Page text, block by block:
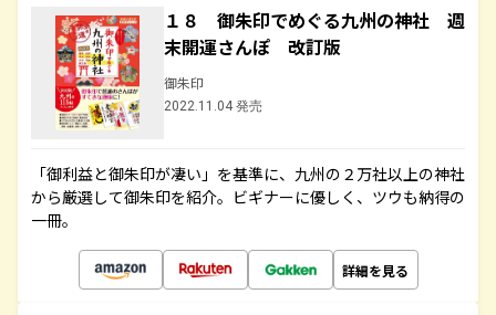
１８ 御朱印でめぐる九州の神社 週
末開運さんぽ 改訂版
御朱印
2022.11.04 発売
「御利益と御朱印が凄い」を基準に、九州の２万社以上の神社
から厳選して御朱印を紹介。ビギナーに優しく、ツウも納得の
一冊。
詳細を見る